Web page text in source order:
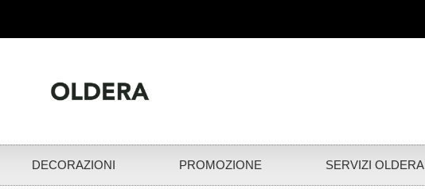
DECORAZIONI PROMOZIONE SERVIZI OLDERA